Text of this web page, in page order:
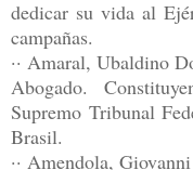
dedicar su vida al
campañas.
·· Amaral, Ubaldino
Abogado.
Supremo Tribunal
Brasil.
·· Amendola, Giovanni